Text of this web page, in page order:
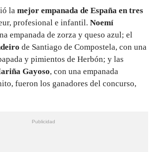
la mejor empanada de España en tres
profesional e infantil. Noemí
empanada de zorza y queso azul; el
de Santiago de Compostela, con una
y pimientos de Herbón; y las
Gayoso, con una empanada
fueron los ganadores del concurso,